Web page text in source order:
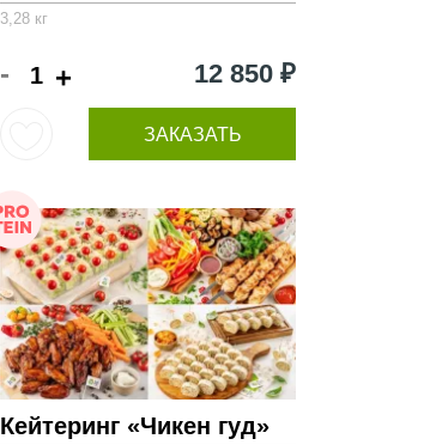
3,28 кг
- + 12 850 ₽
ЗАКАЗАТЬ
Кейтеринг «Чикен гуд»